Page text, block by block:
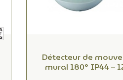
Détecteur de
mural 180° IP44 –